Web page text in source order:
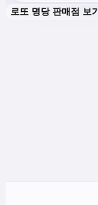
로또 명당 판매점 보기